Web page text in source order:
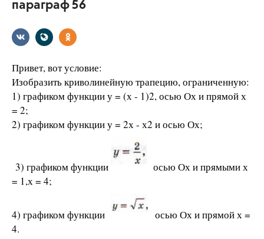
параграф 56
Привет, вот условие:
Изобразить криволинейную трапецию, ограниченную:
1) графиком функции у = (х - 1)2, осью Ох и прямой х
= 2;
2) графиком функции у = 2х - х2 и осью Ох;
3) графиком функции
осью Ох и прямыми х
= 1,х = 4;
4) графиком функции
осью Ох и прямой х =
4.